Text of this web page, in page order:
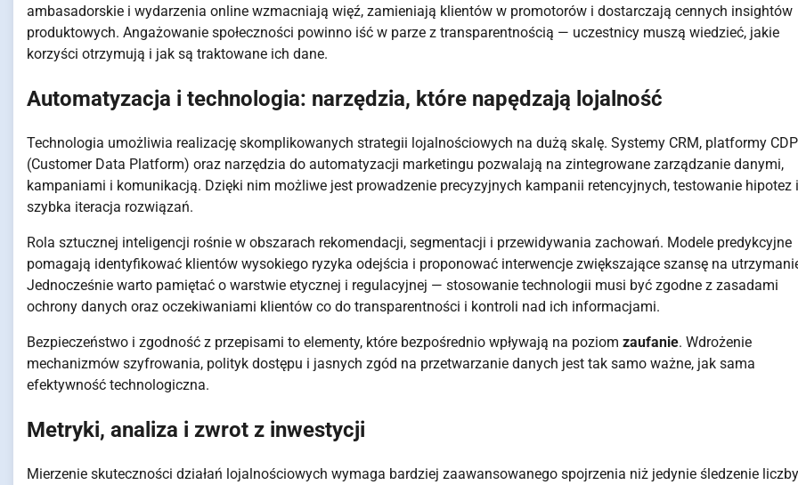
ambasadorskie i wydarzenia online wzmacniają więź, zamieniają klientów w promotorów i dostarczają cennych insightów
produktowych. Angażowanie społeczności powinno iść w parze z transparentnością — uczestnicy muszą wiedzieć, jakie
korzyści otrzymują i jak są traktowane ich dane.
Automatyzacja i technologia: narzędzia, które napędzają lojalność
Technologia umożliwia realizację skomplikowanych strategii lojalnościowych na dużą skalę. Systemy CRM, platformy CDP
(Customer Data Platform) oraz narzędzia do automatyzacji marketingu pozwalają na zintegrowane zarządzanie danymi,
kampaniami i komunikacją. Dzięki nim możliwe jest prowadzenie precyzyjnych kampanii retencyjnych, testowanie hipotez i
szybka iteracja rozwiązań.
Rola sztucznej inteligencji rośnie w obszarach rekomendacji, segmentacji i przewidywania zachowań. Modele predykcyjne
pomagają identyfikować klientów wysokiego ryzyka odejścia i proponować interwencje zwiększające szansę na
Jednocześnie warto pamiętać o warstwie etycznej i regulacyjnej — stosowanie technologii musi być zgodne z zasadami
ochrony danych oraz oczekiwaniami klientów co do transparentności i kontroli nad ich informacjami.
Bezpieczeństwo i zgodność z przepisami to elementy, które bezpośrednio wpływają na poziom zaufanie. Wdrożenie
mechanizmów szyfrowania, polityk dostępu i jasnych zgód na przetwarzanie danych jest tak samo ważne, jak sama
efektywność technologiczna.
Metryki, analiza i zwrot z inwestycji
Mierzenie skuteczności działań lojalnościowych wymaga bardziej zaawansowanego spojrzenia niż jedynie śledzenie liczby